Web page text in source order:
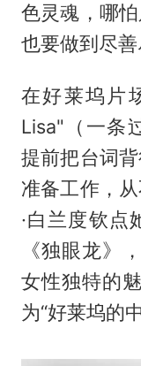
色灵魂，哪
也要做到尽善
在好莱坞片
Lisa"（一条
提前把台词
准备工作，
·白兰度钦点
《独眼龙》
女性独特的
为“好莱坞的